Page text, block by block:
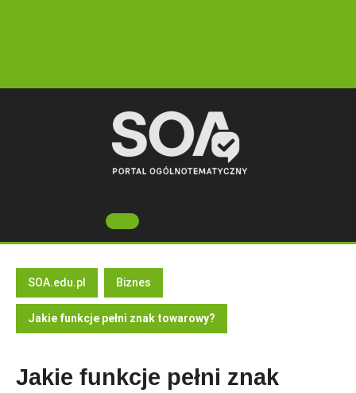
Open
Button
SOA.edu.pl Biznes
Jakie funkcje pełni znak towarowy?
Jakie funkcje pełni znak